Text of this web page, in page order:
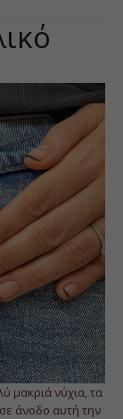
μακριά νύχια, τα
άνοδο αυτή την